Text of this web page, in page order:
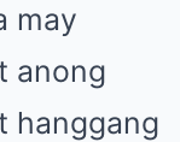
may
anong
hanggang